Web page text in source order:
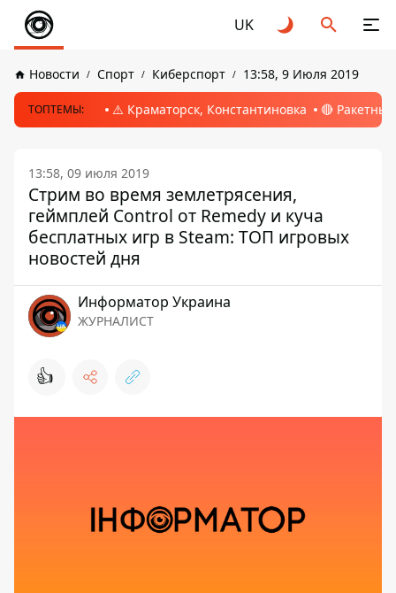
UK
Новости Спорт Киберспорт 13:58, 9 Июля 2019
ТОПТЕМЫ: ⚠️ Краматорск, Константиновка 🔴
13:58, 09 июля 2019
Стрим во время землетрясения,
геймплей Control от Remedy и куча
бесплатных игр в Steam: ТОП игровых
новостей дня
Информатор Украина
ЖУРНАЛИСТ
👍